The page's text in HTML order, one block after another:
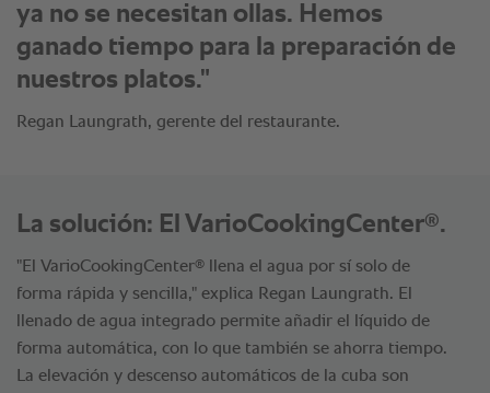
tiempo son fantásticos."
Regan Laungrath, gerente del restaurante.
La solución: El VarioCookingCenter®.
"El VarioCookingCenter®
llena el agua por sí solo de
forma rápida y sencilla," explica Regan Laungrath. El
llenado de agua integrado permite añadir el líquido de
forma automática, con lo que también se ahorra tiempo.
La elevación y descenso automáticos de la cuba son